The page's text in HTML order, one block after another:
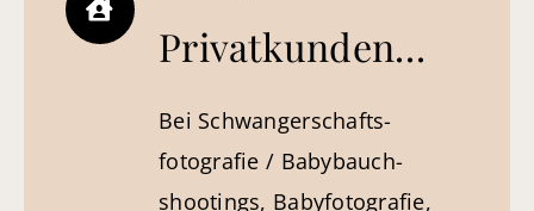
Privatkunden…
Bei Schwangerschafts­
fotografie / Babybauch­
shootings, Babyfotografie,